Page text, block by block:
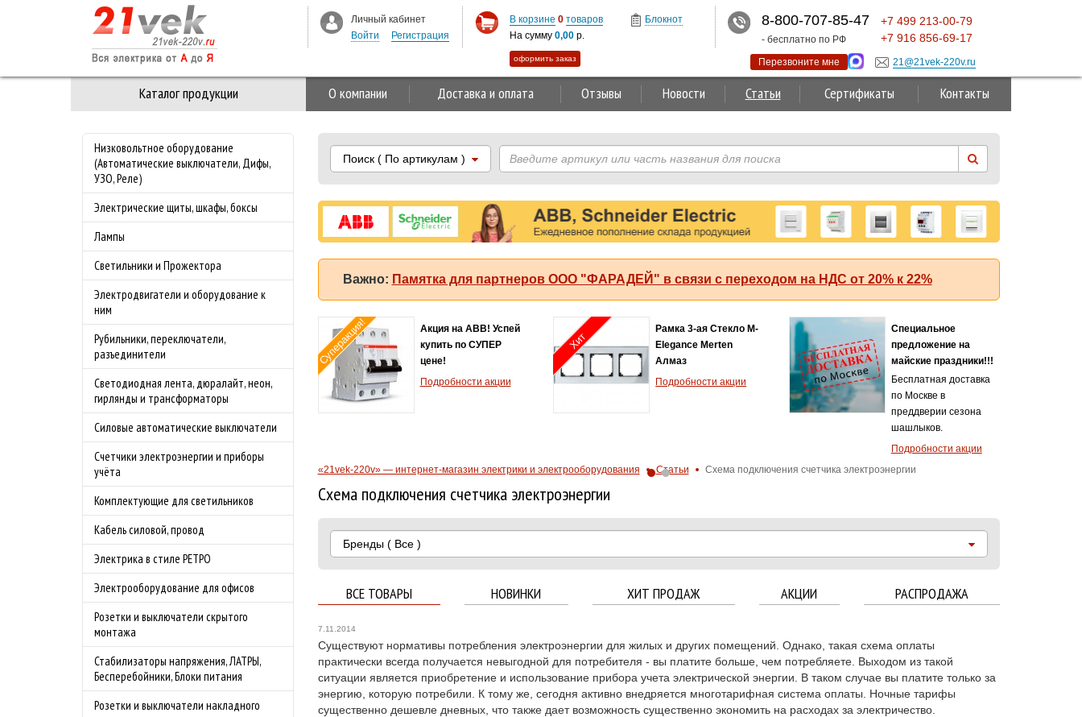
Каталог продукции О компании Доставка и оплата Отзывы Новости Статьи Сертификаты Контакты
Низковольтное оборудование
(Автоматические выключатели, Дифы,
УЗО, Реле)
Электрические щиты, шкафы, боксы
Лампы
Светильники и Прожектора
Электродвигатели и оборудование к
ним
Рубильники, переключатели,
разъединители
Светодиодная лента, дюралайт, неон,
гирлянды и трансформаторы
Силовые автоматические выключатели
Счетчики электроэнергии и приборы
учёта
Комплектующие для светильников
Кабель силовой, провод
Электрика в стиле РЕТРО
Электрооборудование для офисов
Розетки и выключатели скрытого
монтажа
Стабилизаторы напряжения, ЛАТРЫ,
Бесперебойники, Блоки питания
Розетки и выключатели накладного
Поиск( По артикулам )
Важно: Памятка для партнеров ООО "ФАРАДЕЙ" в связи с переходом на НДС от 20% к 22%
Суперакция!
Акция на ABB! Успей
купить по СУПЕР
цене!
Подробности акции
Хит
Рамка 3-ая Стекло M-
Elegance Merten
Алмаз
Подробности акции
Специальное
предложение на
майские праздники!!!
Бесплатная доставка
по Москве в
преддверии сезона
шашлыков.
Подробности акции
«21vek-220v» — интернет-магазин электрики и электрооборудования Статьи Схема подключения счетчика электроэнергии
Схема подключения счетчика электроэнергии
Бренды( Все )
ВСЕ ТОВАРЫ НОВИНКИ ХИТ ПРОДАЖ АКЦИИ РАСПРОДАЖА
7.11.2014
Существуют нормативы потребления электроэнергии для жилых и других помещений. Однако, такая схема оплаты
практически всегда получается невыгодной для потребителя - вы платите больше, чем потребляете. Выходом из такой
ситуации является приобретение и использование прибора учета электрической энергии. В таком случае вы платите только за
энергию, которую потребили. К тому же, сегодня активно внедряется многотарифная система оплаты. Ночные тарифы
существенно дешевле дневных, что также дает возможность существенно экономить на расходах за электричество.
Личный кабинет
Войти
Регистрация
В корзине 0 товаров
На сумму 0,00 р.
оформить заказ
Блокнот 8-800-707-85-47
- бесплатно по РФ
+7 499 213-00-79
+7 916 856-69-17
Перезвоните мне 21@21vek-220v.ru